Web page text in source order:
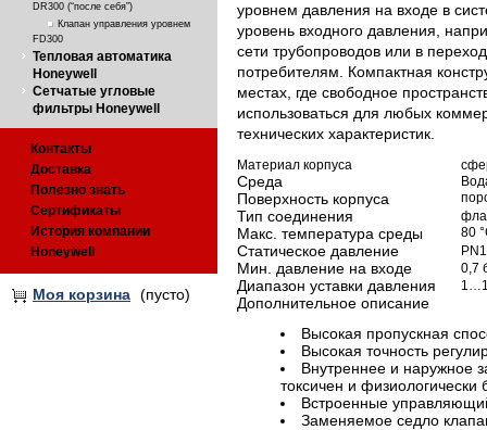
DR300 (“после себя”)
Клапан управления уровнем
FD300
Тепловая автоматика
Honeywell
Сетчатые угловые
фильтры Honeywell
Контакты
Доставка
Полезно знать
Сертификаты
История компании
Honeywell
Моя корзина (пусто)
уровнем давления на входе в
уровень входного давления,
сети трубопроводов или в
потребителям. Компактная
местах, где свободное
использоваться для любых
технических характеристик.
Материал корпуса
Среда
Поверхность корпуса
Тип соединения
Макс. температура среды 80
Статическое давление
Мин. давление на входе 0,7
Диапазон уставки давления
Дополнительное описание
Высокая пропускная
Высокая точность
Внутреннее и наружное
токсичен и физиологически
Встроенные
Заменяемое седло